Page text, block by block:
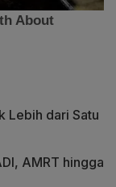
Lebih dari Satu
AMRT hingga